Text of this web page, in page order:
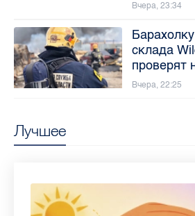
Лучшее
Вчера, 23:34
склада
проверят
Вчера, 22:25